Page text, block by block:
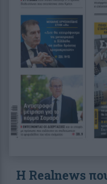
Η Realnews